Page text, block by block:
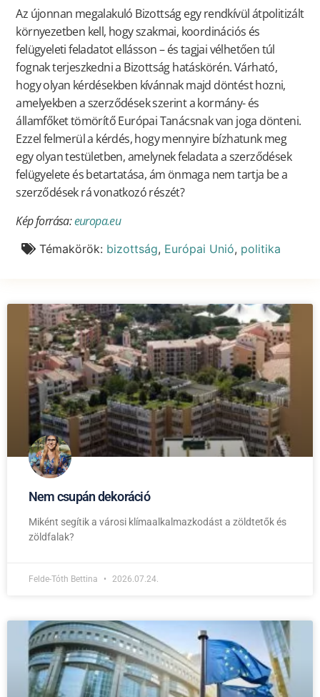
Nem csupán dekoráció
Miként segítik a városi klímaalkalmazkodást a zöldtetők és
zöldfalak?
Felde-Tóth Bettina 2026.07.24.
Az újonnan megalakuló Bizottság egy rendkívül átpolitizált
környezetben kell, hogy szakmai, koordinációs és
felügyeleti feladatot ellásson – és tagjai vélhetően túl
fognak terjeszkedni a Bizottság hatáskörén. Várható,
hogy olyan kérdésekben kívánnak majd döntést hozni,
amelyekben a szerződések szerint a kormány- és
államfőket tömörítő Európai Tanácsnak van joga dönteni.
Ezzel felmerül a kérdés, hogy mennyire bízhatunk meg
egy olyan testületben, amelynek feladata a szerződések
felügyelete és betartatása, ám önmaga nem tartja be a
szerződések rá vonatkozó részét?
Kép forrása:europa.eu
Témakörök: bizottság, Európai Unió, politika